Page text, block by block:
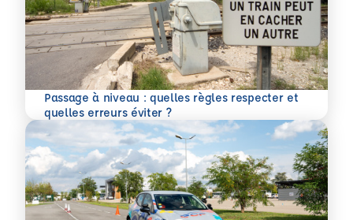
Passage à niveau : quelles règles respecter et
quelles erreurs éviter ?
En savoir plus